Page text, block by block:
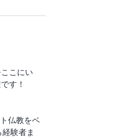
こにい
す！
仏教をベ
験者ま